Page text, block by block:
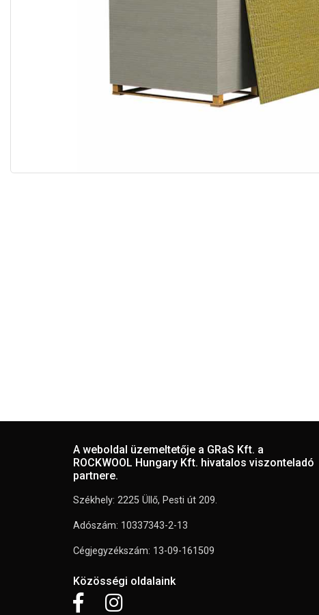
A weboldal üzemeltetője a GRaS Kft. a
ROCKWOOL Hungary Kft. hivatalos viszonteladó
partnere.
Székhely: 2225 Üllő, Pesti út 209.
Adószám: 10337343-2-13
Cégjegyzékszám: 13-09-161509
Közösségi oldalaink